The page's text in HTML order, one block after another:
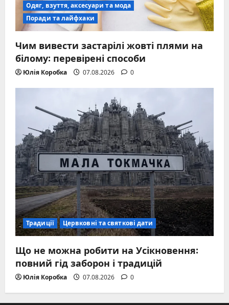
Одяг, взуття, аксесуари та мода
Поради та лайфхаки
Чим вивести застарілі жовті плями на
білому: перевірені способи
Юлія Коробка 07.08.2026 0
Традиції Цервковні та святкові дати
Що не можна робити на Усікновення:
повний гід заборон і традицій
Юлія Коробка 07.08.2026 0